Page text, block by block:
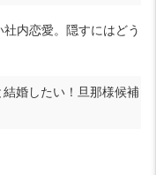
内恋愛。隠すにはどう
婚したい！旦那様候補